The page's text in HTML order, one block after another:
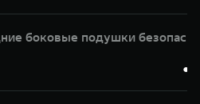
боковые подушки
●